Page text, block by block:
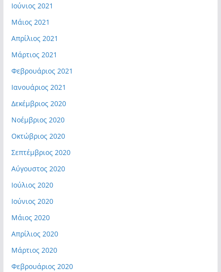
Ιούνιος 2021
Μάιος 2021
Απρίλιος 2021
Μάρτιος 2021
Φεβρουάριος 2021
Ιανουάριος 2021
Δεκέμβριος 2020
Νοέμβριος 2020
Οκτώβριος 2020
Σεπτέμβριος 2020
Αύγουστος 2020
Ιούλιος 2020
Ιούνιος 2020
Μάιος 2020
Απρίλιος 2020
Μάρτιος 2020
Φεβρουάριος 2020